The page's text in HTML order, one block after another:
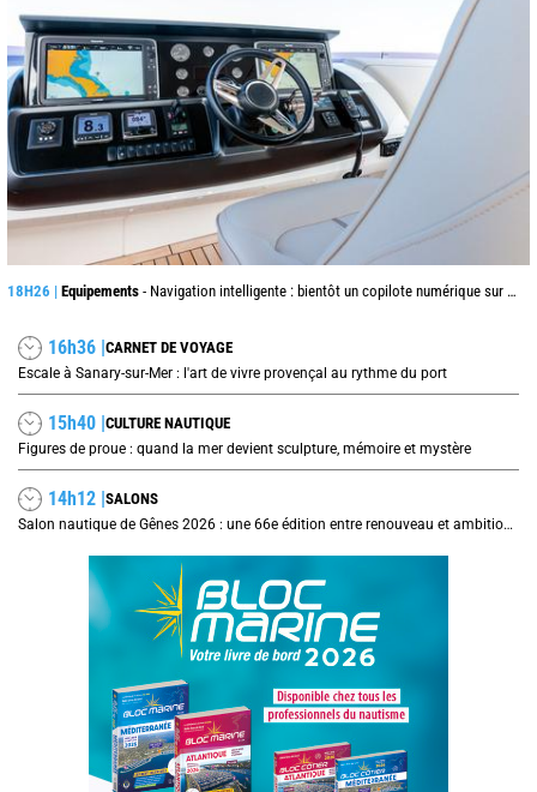
18H26 | Equipements - Navigation intelligente : bientôt un copilote numérique sur nos voiliers ?
16h36 |CARNET DE VOYAGE
Escale à Sanary-sur-Mer : l'art de vivre provençal au rythme du port
15h40 |CULTURE NAUTIQUE
Figures de proue : quand la mer devient sculpture, mémoire et mystère
14h12 |SALONS
Salon nautique de Gênes 2026 : une 66e édition entre renouveau et ambitions internationales